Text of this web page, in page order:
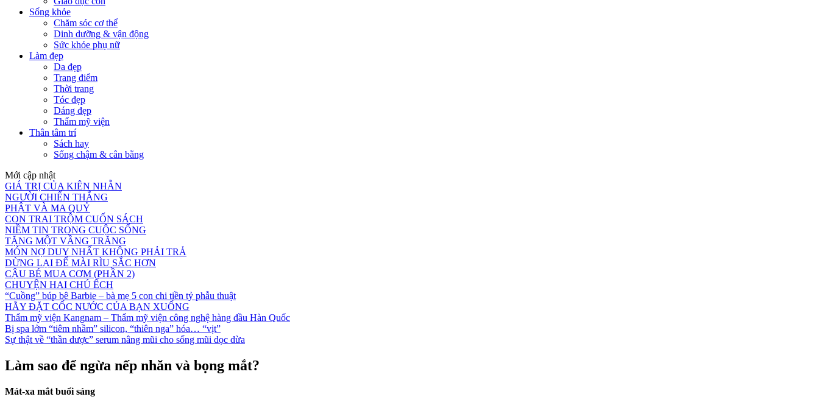
Sống khỏe
Chăm sóc cơ thể
Dinh dưỡng & vận động
Sức khỏe phụ nữ
Làm đẹp
Da đẹp
Trang điểm
Thời trang
Tóc đẹp
Dáng đẹp
Thẩm mỹ viện
Thân tâm trí
Sách hay
Sống chậm & cân bằng
Mới cập nhật
GIÁ TRỊ CỦA KIÊN NHẪN
NGƯỜI CHIẾN THẮNG
PHẬT VÀ MA QUỶ
CON TRAI TRỘM CUỐN SÁCH
NIỀM TIN TRONG CUỘC SỐNG
TẶNG MỘT VẦNG TRĂNG
MÓN NỢ DUY NHẤT KHÔNG PHẢI TRẢ
DỪNG LẠI ĐỂ MÀI RÌU SẮC HƠN
CẬU BÉ MUA CƠM (PHẦN 2)
CHUYỆN HAI CHÚ ẾCH
“Cuồng” búp bê Barbie – bà mẹ 5 con chi tiền tỷ phẫu thuật
HÃY ĐẶT CỐC NƯỚC CỦA BẠN XUỐNG
Thẩm mỹ viện Kangnam – Thẩm mỹ viện công nghệ hàng đầu Hàn Quốc
Bị spa lởm “tiêm nhầm” silicon, “thiên nga” hóa… “vịt”
Sự thật về “thần dược” serum nâng mũi cho sống mũi dọc dừa
Làm sao để ngừa nếp nhăn và bọng mắt?
Mát-xa mắt buổi sáng